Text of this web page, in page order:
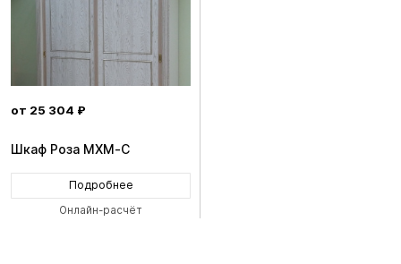
от 25 304 ₽
Шкаф Роза MXM-C
Подробнее
Онлайн-расчёт